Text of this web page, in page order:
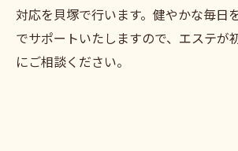
対応を貝塚で行います。健やかな毎日
でサポートいたしますので、エステが
にご相談ください。